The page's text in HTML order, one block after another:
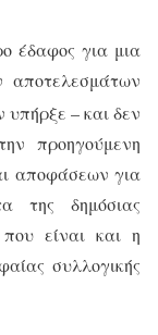
για μια
αποτελεσμάτων
– και δεν
προηγούμενη
αποφάσεων για
της δημόσιας
είναι και η
συλλογικής